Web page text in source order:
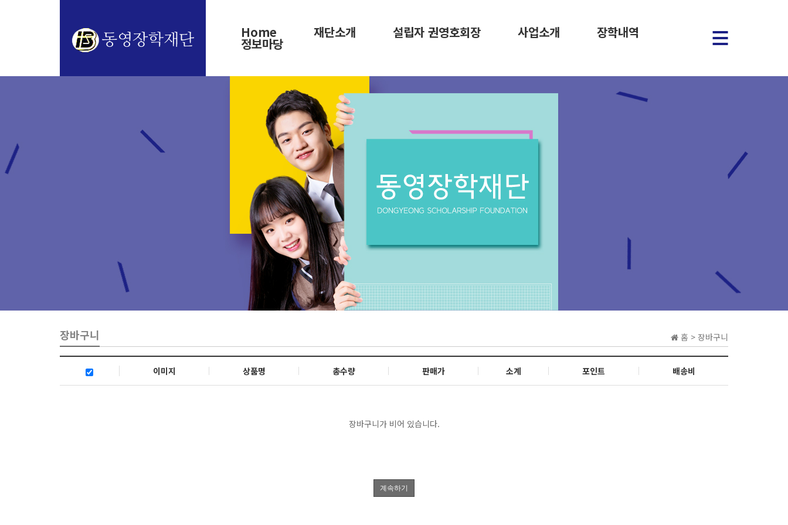
Home 재단소개 설립자 권영호회장 사업소개 장학내역
정보마당
홈 > 장바구니
장바구니
이미지 상품명 총수량 판매가 소계 포인트 배송비
장바구니가 비어 있습니다.
계속하기